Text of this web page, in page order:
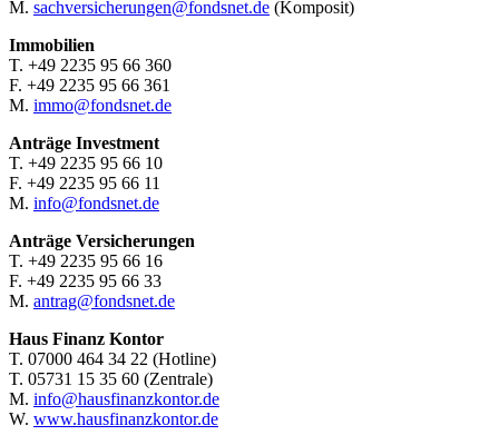
M. sachversicherungen@fondsnet.de (Komposit)
Immobilien
T. +49 2235 95 66 360
F. +49 2235 95 66 361
M. immo@fondsnet.de
Anträge Investment
T. +49 2235 95 66 10
F. +49 2235 95 66 11
M. info@fondsnet.de
Anträge Versicherungen
T. +49 2235 95 66 16
F. +49 2235 95 66 33
M. antrag@fondsnet.de
Haus Finanz Kontor
T. 07000 464 34 22 (Hotline)
T. 05731 15 35 60 (Zentrale)
M. info@hausfinanzkontor.de
W. www.hausfinanzkontor.de